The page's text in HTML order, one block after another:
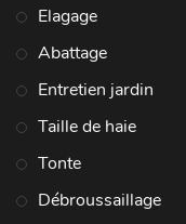
Elagage
Abattage
Entretien jardin
Taille de haie
Tonte
Débroussaillage